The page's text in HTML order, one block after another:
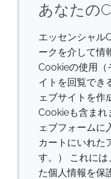
資料
原料提案
処方者の
ス
農薬製剤
詳細ガイド
あなたの
エッセンシャル
ークを介して情
Cookieの使用（
イトを回覧でき
ェブサイトを作
Cookieも含まれ
ェブフォームに
カートにいれた
す。） これに
た個人情報を保